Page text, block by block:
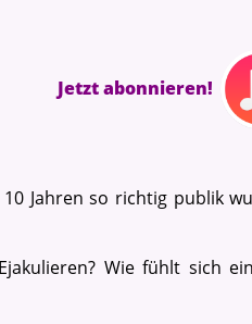
Jetzt abonnieren!
Jahren so richtig publik
Wie fühlt sich